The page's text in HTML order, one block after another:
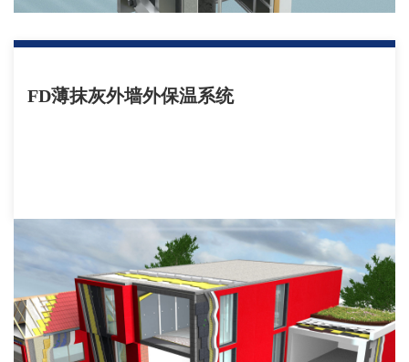
FD薄抹灰外墙外保温系统